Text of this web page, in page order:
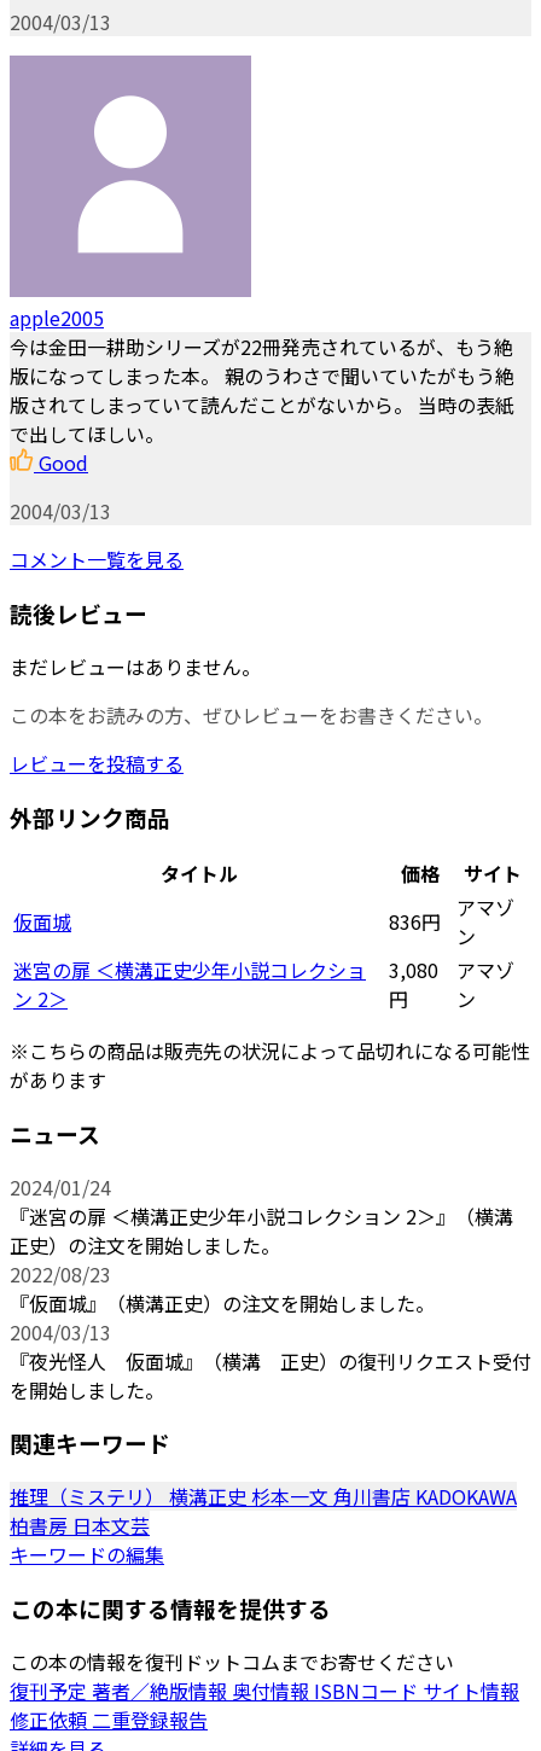
2004/03/13
apple2005
今は金田一耕助シリーズが22冊発売されているが、もう絶
版になってしまった本。 親のうわさで聞いていたがもう絶
版されてしまっていて読んだことがないから。 当時の表紙
で出してほしい。
Good
2004/03/13
コメント一覧を見る
読後レビュー
まだレビューはありません。
この本をお読みの方、ぜひレビューをお書きください。
レビューを投稿する
外部リンク商品
タイトル 価格
サイト
仮面城
836円
アマゾ
ン
迷宮の扉 ＜横溝正史少年小説コレクショ
ン 2＞
3,080
円
アマゾ
ン
※こちらの商品は販売先の状況によって品切れになる可能性
があります
ニュース
2024/01/24
『迷宮の扉 ＜横溝正史少年小説コレクション 2＞』（横溝
正史）の注文を開始しました。
2022/08/23
『仮面城』（横溝正史）の注文を開始しました。
2004/03/13
『夜光怪人 仮面城』（横溝 正史）の復刊リクエスト受付
を開始しました。
関連キーワード
推理（ミステリ） 横溝正史 杉本一文 角川書店 KADOKAWA
柏書房 日本文芸
キーワードの編集
この本に関する情報を提供する
この本の情報を復刊ドットコムまでお寄せください
復刊予定 著者／絶版情報 奥付情報 ISBNコード サイト情報
修正依頼 二重登録報告